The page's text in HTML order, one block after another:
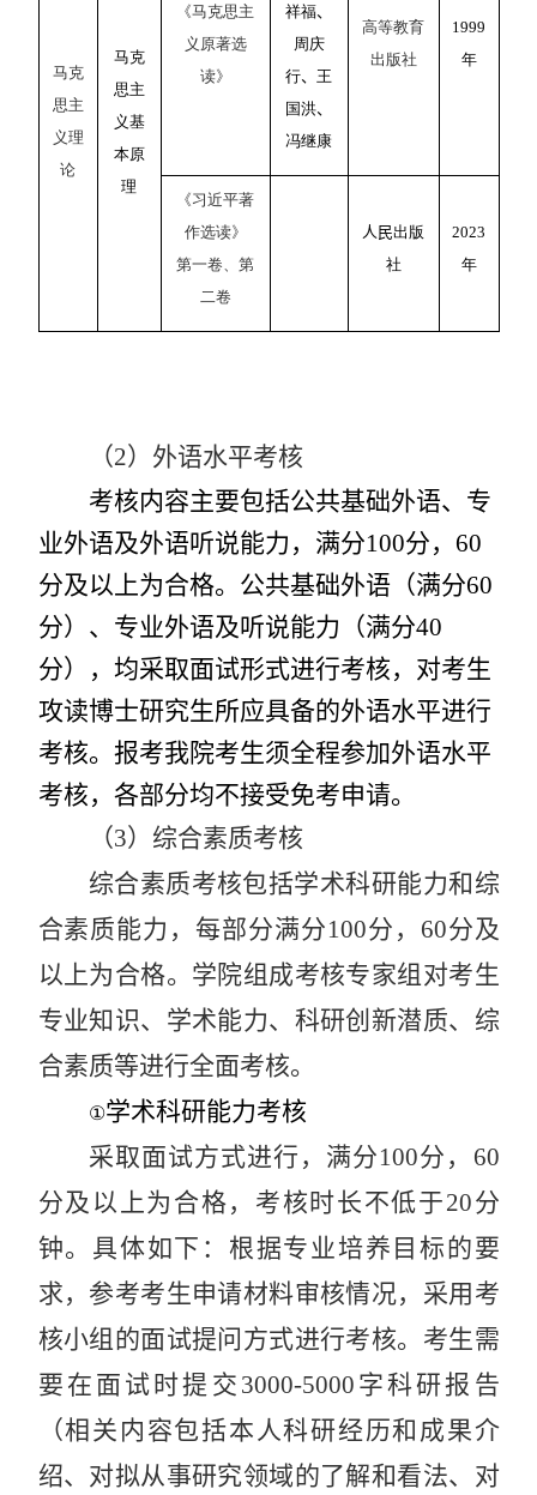
马克
思主
义理
论
马克
思主
义基
本原
理
《马克思主
义原著选
读》
祥福、
周庆
行、 王
国洪、
冯继康
高等教育
出版社
1999
年
《习近平著
作选读》
第一卷、第
二卷
人民出版
社
2023
年
（2）外语水平考核
考核内容主要包括公共基础外语、专
业外语及外语听说能力，满分100分， 60
分及以上为合格。公共基础外语（满分60
分）、专业外语及听说能力（满分40
分），均采取面试形式进行考核，对考生
攻读博士研究生所应具备的外语水平进行
考核。报考我院考生须全程参加外语水平
考核，各部分均不接受免考申请。
（3）综合素质考核
综合素质考核包括学术科研能力和综
合素质能力，每部分满分100分， 60分及
以上为合格。学院组成考核专家组对考生
专业知识、学术能力、科研创新潜质、综
合素质等进行全面考核。
①学术科研能力考核
采取面试方式进行，满分100分， 60
分及以上为合格，考核时长不低于20分
钟。具体如下：根据专业培养目标的要
求，参考考生申请材料审核情况，采用考
核小组的面试提问方式进行考核。考生需
要在面试时提交 3000-5000 字科研报告
（相关内容包括本人科研经历和成果介
绍、对拟从事研究领域的了解和看法、对